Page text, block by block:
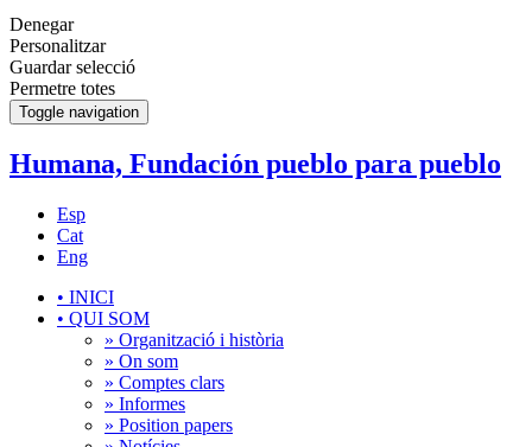
Denegar
Personalitzar
Guardar selecció
Permetre totes
Toggle navigation
Humana, Fundación pueblo para pueblo
Esp
Cat
Eng
• INICI
• QUI SOM
» Organització i història
» On som
» Comptes clars
» Informes
» Position papers